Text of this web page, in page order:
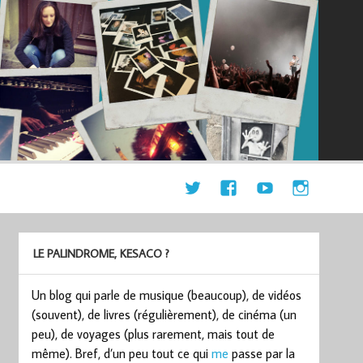
LE PALINDROME, KESACO ?
Un blog qui parle de musique (beaucoup), de vidéos
(souvent), de livres (régulièrement), de cinéma (un
peu), de voyages (plus rarement, mais tout de
même). Bref, d’un peu tout ce quime passe par la